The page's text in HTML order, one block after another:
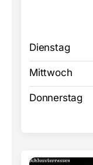
Dienstag
Mittwoch
Donnerstag